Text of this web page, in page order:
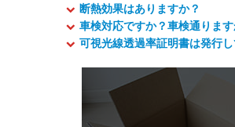
断熱効果はありますか？
車検対応ですか？車検通ります
可視光線透過率証明書は発行